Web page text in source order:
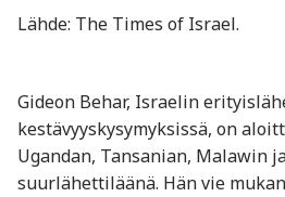
Lähde: The Times of Israel.
Gideon Behar, Israelin
kestävyyskysymyksissä, on
Ugandan, Tansanian, Malawin
suurlähettiläänä. Hän vie